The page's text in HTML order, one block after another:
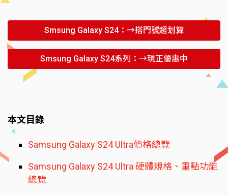
Smsung Galaxy S24：→搭門號超划算
Smsung Galaxy S24系列：→現正優惠中
本文目錄
Samsung Galaxy S24 Ultra價格總覽
Samsung Galaxy S24 Ultra 硬體規格、重點功能
總覽